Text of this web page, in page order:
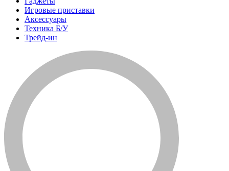
Игровые приставки
Аксессуары
Техника Б/У
Трейд-ин